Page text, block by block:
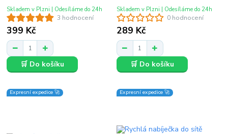
3 hodnocení
399 Kč
Skladem v Plzni | Odesíláme do 24h
🛒 Do košíku
0 hodnocení
289 Kč
Skladem v Plzni | Odesíláme do 24h
🛒 Do košíku
Expresní expedice 🚀 Expresní expedice 🚀